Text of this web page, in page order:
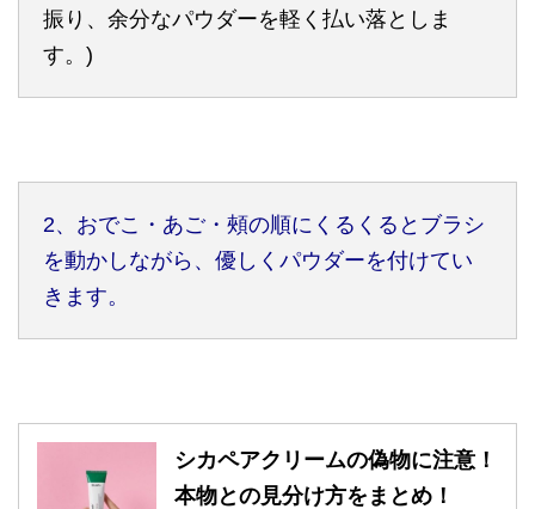
振り、余分なパウダーを軽く払い落としま
す。)
2、おでこ・あご・頰の順にくるくるとブラシ
を動かしながら、優しくパウダーを付けてい
きます。
シカペアクリームの偽物に注意！
本物との見分け方をまとめ！